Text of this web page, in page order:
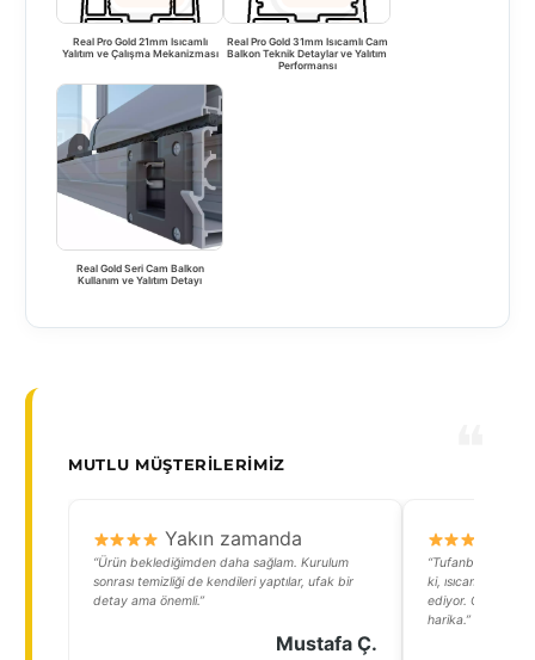
Real Pro Gold 21mm Isıcamlı
Yalıtım ve Çalışma Mekanizması
Real Pro Gold 31mm Isıcamlı Cam
Balkon Teknik Detaylar ve Yalıtım
Performansı
Real Gold Seri Cam Balkon
Kullanım ve Yalıtım Detayı
MUTLU MÜŞTERILERIMIZ
Yakın zamanda
“Ürün beklediğimden daha sağlam. Kurulum
sonrası temizliği de kendileri yaptılar, ufak bir
detay ama önemli.”
Mustafa Ç.
“Tufanbeylide
ki, ısıcamlı cam
ediyor. Özellikle
harika.”